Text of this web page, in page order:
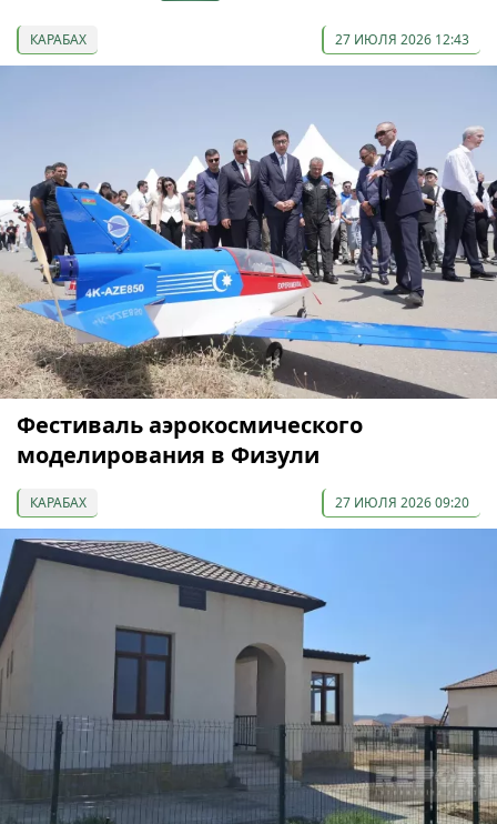
КАРАБАХ 27 ИЮЛЯ 2026 12:43
Фестиваль аэрокосмического
моделирования в Физули
КАРАБАХ 27 ИЮЛЯ 2026 09:20